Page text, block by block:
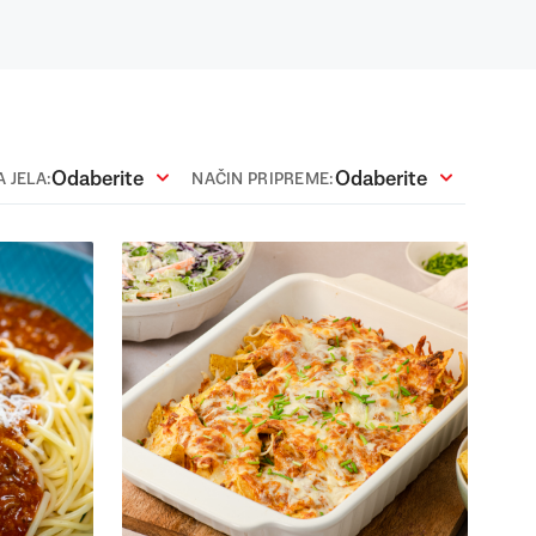
JELA:Odaberite NAČIN PRIPREME:Odaberite